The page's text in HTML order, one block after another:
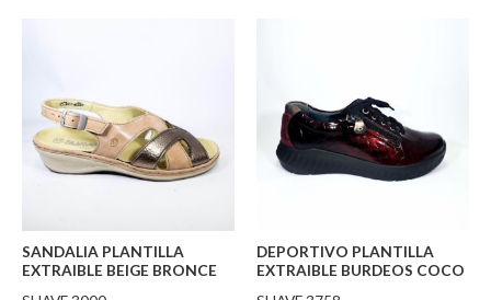
SANDALIA PLANTILLA
EXTRAIBLE BEIGE BRONCE
DEPORTIVO PLANTILLA
EXTRAIBLE BURDEOS COCO